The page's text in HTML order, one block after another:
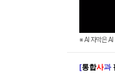
※ AI 자막은 AI
[통합사과